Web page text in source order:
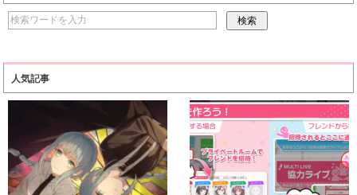
人気記事